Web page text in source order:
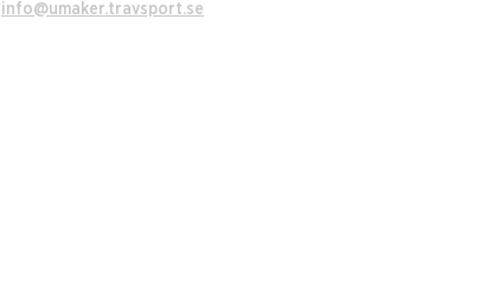
info@umaker.travsport.se